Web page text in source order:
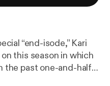
“end-isode,” Kari
this season in which
the past one-and-half